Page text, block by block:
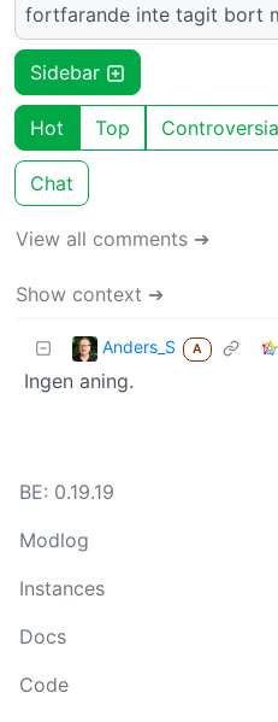
fortfarande inte tagit bort
Sidebar
Hot Top
Chat
View all comments ➔
Show context ➔
Anders_S A
Ingen aning.
BE: 0.19.19
Modlog
Instances
Docs
Code